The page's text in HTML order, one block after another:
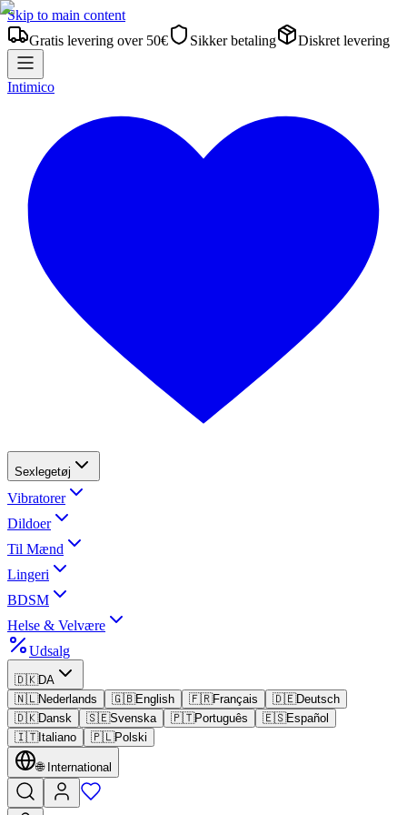
Skip to main content
Gratis levering over 50€
Sikker betaling Diskret levering
Intimico
Sexlegetøj
Vibratorer
Dildoer
Til Mænd
Lingeri
BDSM
Helse & Velvære
Udsalg
🇩🇰DA
🇳🇱Nederlands 🇬🇧English 🇫🇷Français 🇩🇪Deutsch
🇩🇰Dansk 🇸🇪Svenska 🇵🇹Português 🇪🇸Español
🇮🇹Italiano 🇵🇱Polski
🌐 International